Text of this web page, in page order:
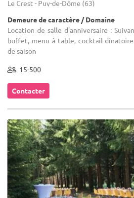
Le Crest - Puy-de-Dôme (63)
Demeure de caractère / Domaine
Location de salle d'anniversaire :
buffet, menu à table, cocktail
de saison
15-500
Contacter